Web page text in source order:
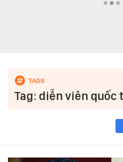
Tag: diễn viên quốc